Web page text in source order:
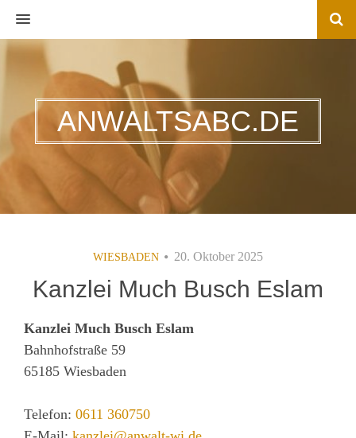
MENU
ANWALTSABC.DE
WIESBADEN 20. Oktober 2025
Kanzlei Much Busch Eslam
Kanzlei Much Busch Eslam
Bahnhofstraße 59
65185 Wiesbaden
Telefon: 0611 360750